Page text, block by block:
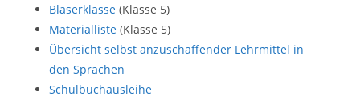
Bläserklasse (Klasse 5)
Materialliste (Klasse 5)
Übersicht selbst anzuschaffender Lehrmittel in
den Sprachen
Schulbuchausleihe